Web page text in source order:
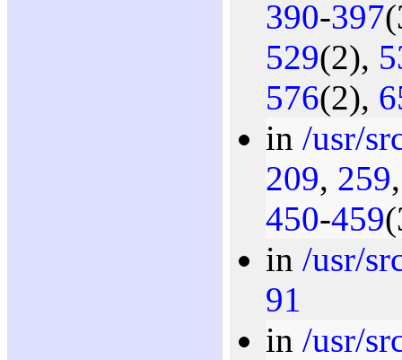
390-397
529(2),
576(2),
in /usr/
209, 259
450-459
in /usr/
91
in /usr/